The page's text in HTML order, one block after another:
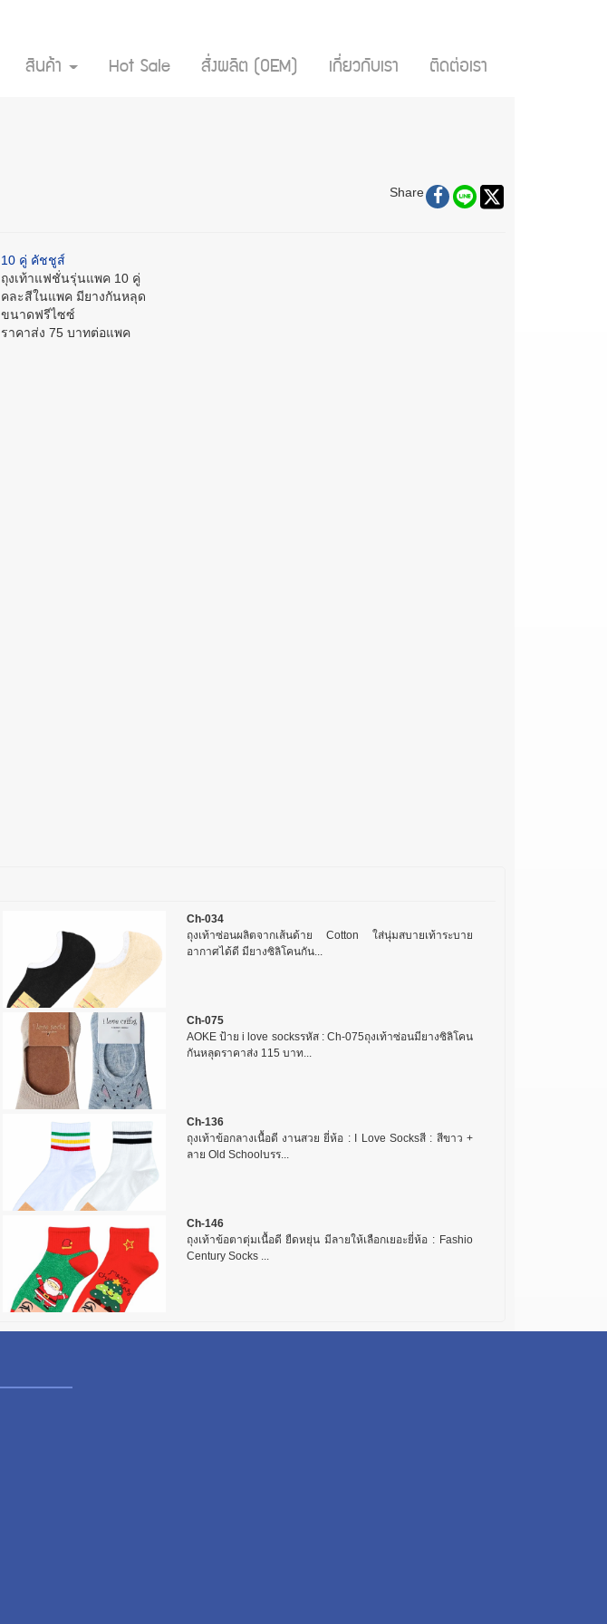
สินค้า Hot Sale สั่งผลิต (OEM) เกี่ยวกับเรา ติดต่อเรา
Share
10 คู่ คัชชูส์
ถุงเท้าแฟชั่นรุ่นแพค 10 คู่
คละสีในแพค มียางกันหลุด
ขนาดฟรีไซซ์
ราคาส่ง 75 บาทต่อแพค
Ch-034
ถุงเท้าซ่อนผลิตจากเส้นด้าย Cotton ใส่นุ่มสบายเท้าระบาย
อากาศได้ดี มียางซิลิโคนกัน...
Ch-075
AOKE ป้าย i love socksรหัส : Ch-075ถุงเท้าซ่อนมียางซิลิโคน
กันหลุดราคาส่ง 115 บาท...
Ch-136
ถุงเท้าข้อกลางเนื้อดี งานสวย ยี่ห้อ : I Love Socksสี : สีขาว +
ลาย Old Schoolบรร...
Ch-146
ถุงเท้าข้อตาตุ่มเนื้อดี ยืดหยุ่น มีลายให้เลือกเยอะยี่ห้อ : Fashio
Century Socks ...